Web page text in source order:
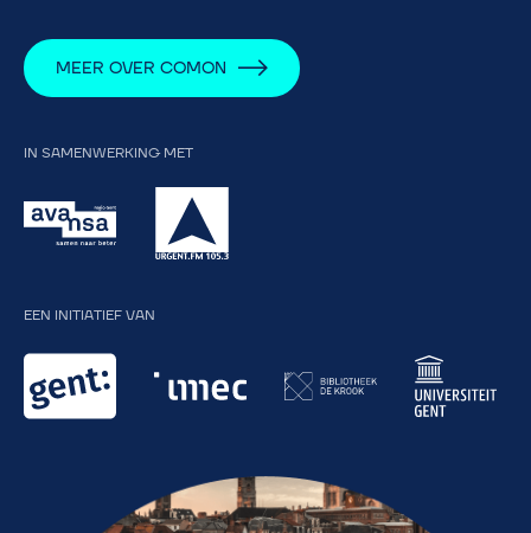
MEER OVER COMON
IN SAMENWERKING MET
EEN INITIATIEF VAN